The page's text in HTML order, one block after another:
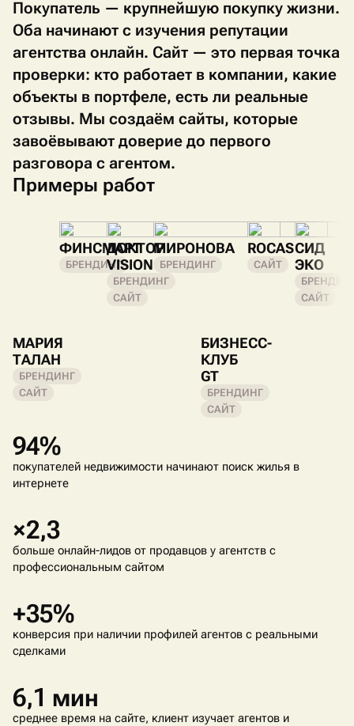
Покупатель — крупнейшую покупку жизни.
Оба начинают с изучения репутации
агентства онлайн. Сайт — это первая точка
проверки: кто работает в компании, какие
объекты в портфеле, есть ли реальные
отзывы. Мы создаём сайты, которые
завоёвывают доверие до первого
разговора с агентом.
Примеры работ
МАРИЯ
ТАЛАН
БРЕНДИНГ
САЙТ
ФИНСМАРТ
БРЕНДИНГ
ДОКТОР
VISION
БРЕНДИНГ
САЙТ
МИРОНОВА
БРЕНДИНГ
БИЗНЕСС-
КЛУБ
GT
БРЕНДИНГ
САЙТ
ROCAS
САЙТ
СИД
ЭКО
САЙТ
94%
покупателей недвижимости начинают поиск жилья в
интернете
×2,3
больше онлайн-лидов от продавцов у агентств с
профессиональным сайтом
+35%
конверсия при наличии профилей агентов с реальными
сделками
6,1 мин
среднее время на сайте, клиент изучает агентов и